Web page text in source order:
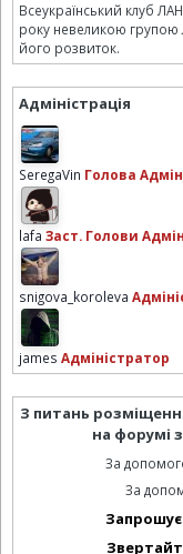
Всеукраїнський клуб
року невеликою групою
його розвиток.
Адміністрація
SeregaVin Голова
lafa Заст. Голови
snigova_koroleva
james Адміністратор
З питань
на форумі
За
За